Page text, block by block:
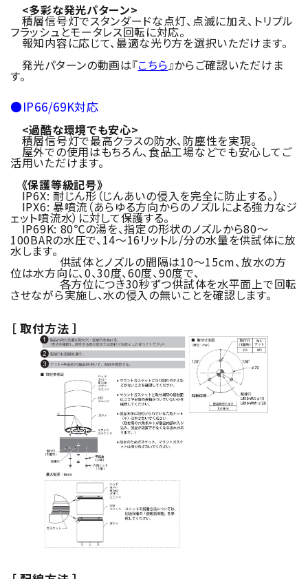
<多彩な発光パターン>
積層信号灯でスタンダードな点灯、点滅に加え、トリプル
フラッシュとモータレス回転に対応。
報知内容に応じて、最適な光り方を選択いただけます。
発光パターンの動画は『こちら 』からご確認いただけま
す。
●IP66/69K対応
<過酷な環境でも安心>
積層信号灯で最高クラスの防水、防塵性を実現。
屋外での使用はもちろん、食品工場などでも安心してご
活用いただけます。
《保護等級記号》
IP6X: 耐じん形（じんあいの侵入を完全に防止する。）
IPX6: 暴噴流（あらゆる方向からのノズルによる強力なジ
ェット噴流水）に対して保護する。
IP69K: 80℃の湯を、指定の形状のノズルから80～
100BARの水圧で、14～16リットル/分の水量を供試体に放
水します。
供試体とノズルの間隔は10～15cm、放水の方
位は水方向に、0、30度、60度、90度で、
各方位につき30秒ずつ供試体を水平面上で回転
させながら実施し、水の侵入の無いことを確認します。
［ 取付方法 ］